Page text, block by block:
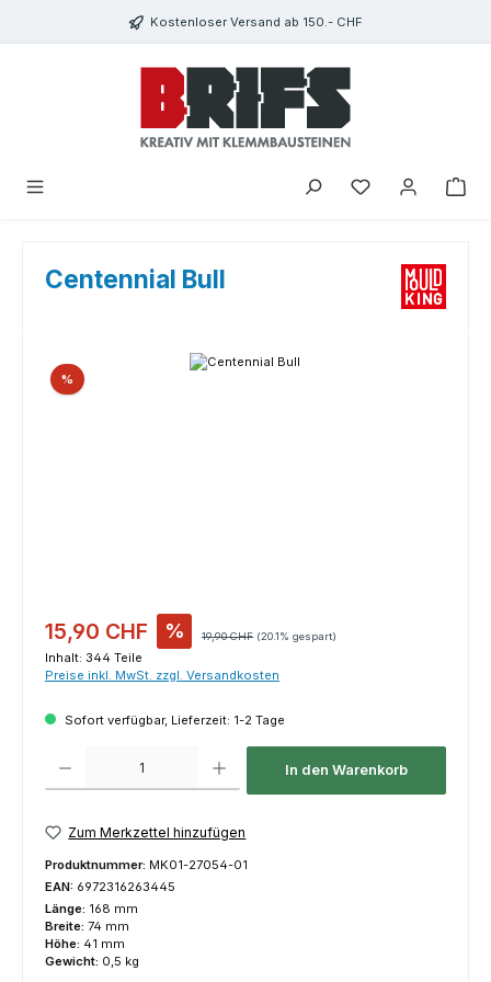
Zum Hauptinhalt springenKostenloser Versand ab 150.- CHF
Du hast 0
Centennial Bull
Bildergalerie überspringen
% Rabatt
Verkaufspreis:
15,90 CHF % Regulärer Preis:
19,90 CHF (20.1% gespart)
Inhalt: 344 Teile
Preise inkl. MwSt. zzgl. Versandkosten
Sofort verfügbar, Lieferzeit: 1-2 Tage
In den Warenkorb
Zum Merkzettel hinzufügen
Produktnummer: MK01-27054-01
EAN: 6972316263445
Länge: 168 mm
Breite: 74 mm
Höhe: 41 mm
Gewicht: 0,5 kg